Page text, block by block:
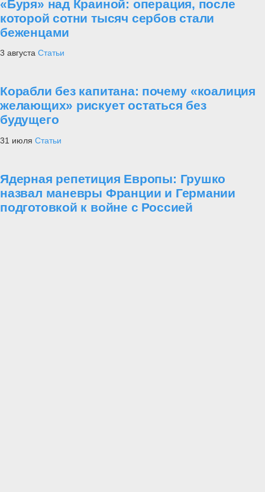
«Буря» над Краиной: операция, после
которой сотни тысяч сербов стали
беженцами
3 августа Статьи
Корабли без капитана: почему «коалиция
желающих» рискует остаться без
будущего
31 июля Статьи
Ядерная репетиция Европы: Грушко
назвал маневры Франции и Германии
подготовкой к войне с Россией